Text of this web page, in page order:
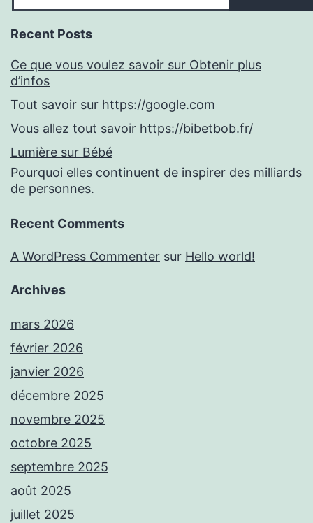
Recent Posts
Ce que vous voulez savoir sur Obtenir plus
d’infos
Tout savoir sur https://google.com
Vous allez tout savoir https://bibetbob.fr/
Lumière sur Bébé
Pourquoi elles continuent de inspirer des milliards
de personnes.
Recent Comments
A WordPress Commenter sur Hello world!
Archives
mars 2026
février 2026
janvier 2026
décembre 2025
novembre 2025
octobre 2025
septembre 2025
août 2025
juillet 2025